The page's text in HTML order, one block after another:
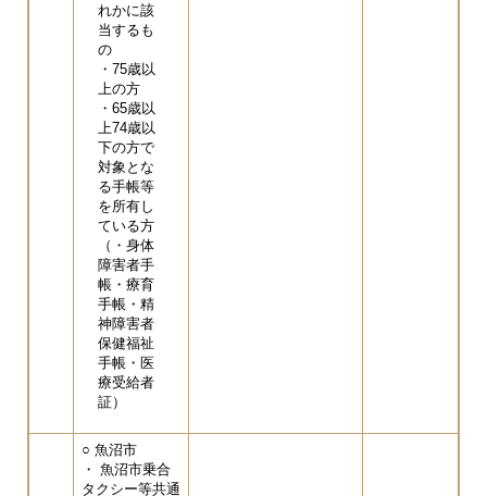
れかに該
当するも
の
・75歳以
上の方
・65歳以
上74歳以
下の方で
対象とな
る手帳等
を所有し
ている方
（・身体
障害者手
帳・療育
手帳・精
神障害者
保健福祉
手帳・医
療受給者
証）
○ 魚沼市
・ 魚沼市乗合
タクシー等共通